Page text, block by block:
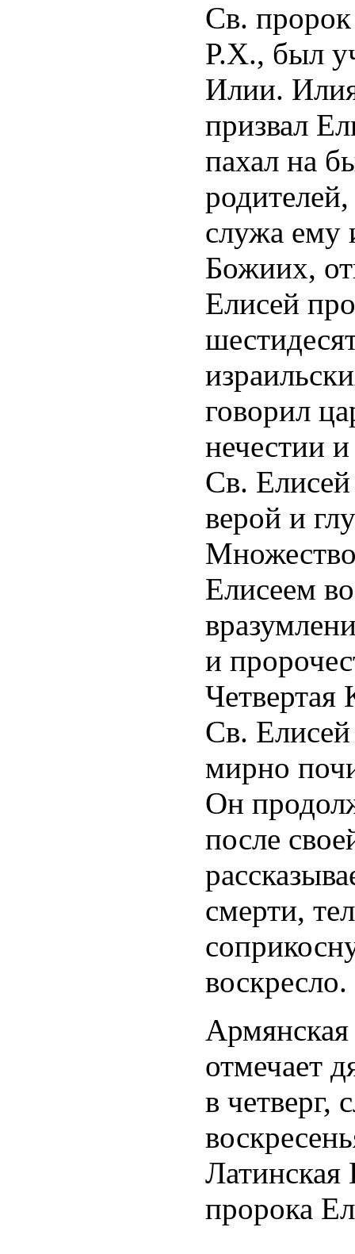
Св.
Р.Х., был
Илии.
призвал
пахал на
служа ему
Божиих,
Елисей
говорил
нечестии
Св. Елисей
верой и
Елисеем
и
Четвертая
Св. Елисей
мирно
Он
после
смерти,
воскресло.
Армянская
отмечает
в четверг,
пророка